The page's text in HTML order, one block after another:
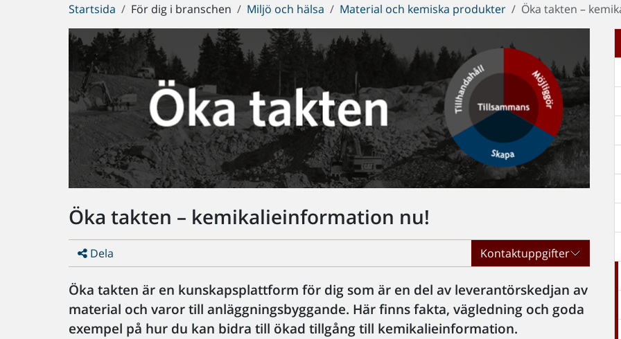
Du
är
här:
Startsida För dig i branschen Miljö och hälsa Material och kemiska produkter Öka takten –
Öka takten – kemikalieinformation nu!
Dela Kontaktuppgifter
Öka takten är en kunskapsplattform för dig som är en del av leverantörskedjan av
material och varor till anläggningsbyggande. Här finns fakta, vägledning och goda
exempel på hur du kan bidra till ökad tillgång till kemikalieinformation.